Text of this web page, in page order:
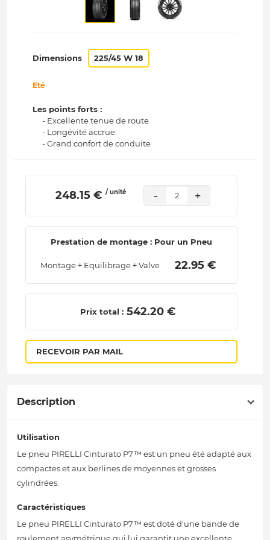
Dimensions 225/45 W 18
Eté
Les points forts :
- Excellente tenue de route.
- Longévité accrue.
- Grand confort de conduite
248.15 € / unité - 2 +
Prestation de montage : Pour un Pneu
Montage + Equilibrage + Valve 22.95 €
Prix total : 542.20 €
RECEVOIR PAR MAIL
Description
Utilisation
Le pneu PIRELLI Cinturato P7™ est un pneu été adapté aux
compactes et aux berlines de moyennes et grosses
cylindrées.
Caractéristiques
Le pneu PIRELLI Cinturato P7™ est doté d'une bande de